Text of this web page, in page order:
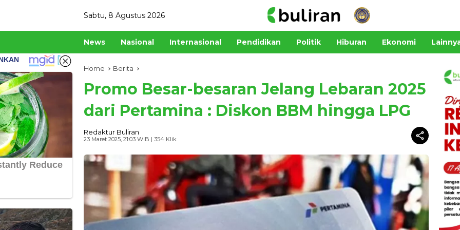
Sabtu, 8 Agustus 2026
News Nasional Internasional Pendidikan Politik Hiburan Ekonomi
Home Berita
Promo Besar-besaran Jelang Lebaran 2025
dari Pertamina : Diskon BBM hingga LPG
Redaktur Buliran
23 Maret 2025, 21:03 WIB | 354 Klik